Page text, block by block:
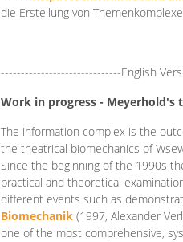
die Erstellung von
------------------------------English
Work in progress - Meyerhold's
The information complex is the
the theatrical biomechanics of
Since the beginning of the 1990s
practical and theoretical
different events such as
Biomechanik (1997, Alexander
one of the most comprehensive,